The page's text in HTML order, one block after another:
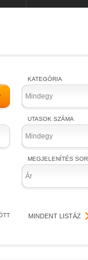
KATEGÓRIA
Mindegy
UTASOK SZÁMA
Mindegy
MEGJELENÍTÉS
Ár
MINDENT LISTÁZ